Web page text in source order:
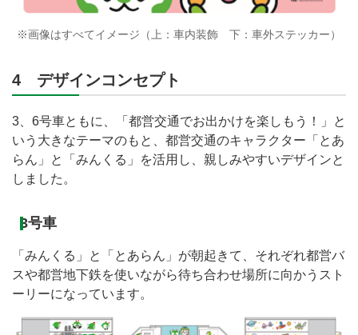
※画像はすべてイメージ（上：車内装飾 下：車外ステッカー）
4 デザインコンセプト
3、6号車ともに、「都営交通でお出かけを楽しもう！」と
いう大きなテーマのもと、都営交通のキャラクター「とあ
らん」と「みんくる」を活用し、親しみやすいデザインと
しました。
3号車
「みんくる」と「とあらん」が朝起きて、それぞれ都営バ
スや都営地下鉄を使いながら待ち合わせ場所に向かうスト
ーリーになっています。